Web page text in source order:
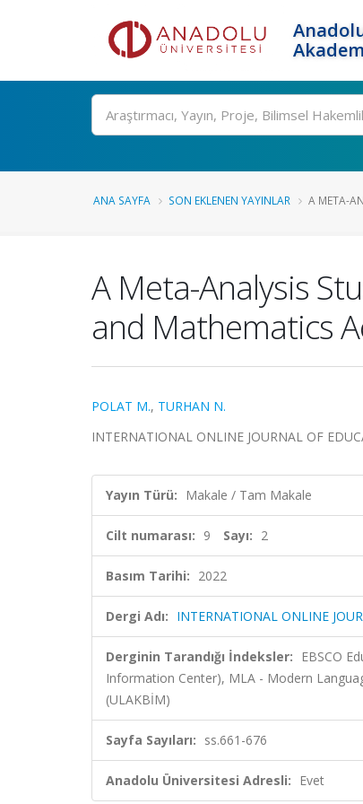
Ara
ANA SAYFA SON EKLENEN YAYINLAR A META-
A Meta-Analysis
and Mathematics
POLAT M., TURHAN N.
INTERNATIONAL ONLINE JOURNAL OF
Yayın Türü: Makale / Tam Makale
Cilt numarası: 9 Sayı: 2
Basım Tarihi: 2022
Dergi Adı: INTERNATIONAL ONLINE
Derginin Tarandığı İndeksler: EBSCO
Information Center), MLA - Modern
(ULAKBİM)
Sayfa Sayıları: ss.661-676
Anadolu Üniversitesi Adresli: Evet